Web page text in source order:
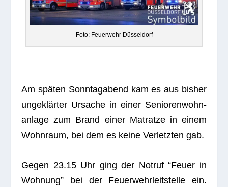
Foto: Feu­er­wehr Düsseldorf
Am spä­ten Sonn­tag­abend kam es aus bis­her
unge­klär­ter Ursa­che in einer Senio­ren­wohn­
an­lage zum Brand einer Matratze in einem
Wohn­raum, bei dem es keine Ver­letz­ten gab.
Gegen 23.15 Uhr ging der Not­ruf “Feuer in
Woh­nung” bei der Feu­er­wehr­leit­stelle ein.